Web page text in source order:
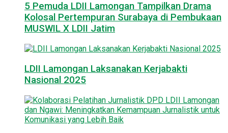
5 Pemuda LDII Lamongan Tampilkan Drama
Kolosal Pertempuran Surabaya di Pembukaan
MUSWIL X LDII Jatim
LDII Lamongan Laksanakan Kerjabakti
Nasional 2025